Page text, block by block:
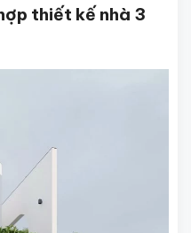
thiết kế nhà 3